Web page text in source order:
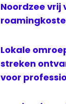
Noordzee vrij
Lokale
streken
voor